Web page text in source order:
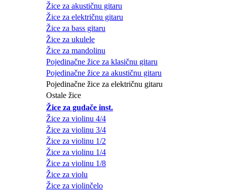
Žice za akustičnu gitaru
Žice za električnu gitaru
Žice za bass gitaru
Žice za ukulele
Žice za mandolinu
Pojedinačne žice za klasičnu gitaru
Pojedinačne žice za akustičnu gitaru
Pojedinačne žice za električnu gitaru
Ostale žice
Žice za gudače inst.
Žice za violinu 4/4
Žice za violinu 3/4
Žice za violinu 1/2
Žice za violinu 1/4
Žice za violinu 1/8
Žice za violu
Žice za violinčelo